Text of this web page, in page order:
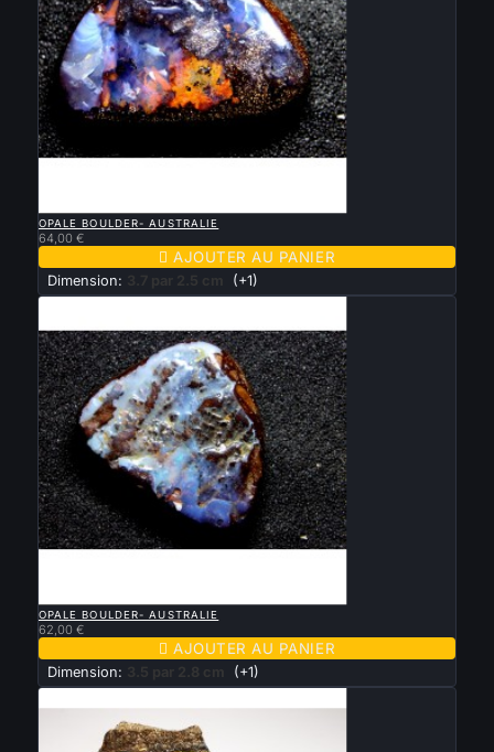
OPALE BOULDER- AUSTRALIE
64,00 €
 AJOUTER AU PANIER
Dimension: 3.7 par 2.5 cm (+1)
OPALE BOULDER- AUSTRALIE
62,00 €
 AJOUTER AU PANIER
Dimension: 3.5 par 2.8 cm (+1)